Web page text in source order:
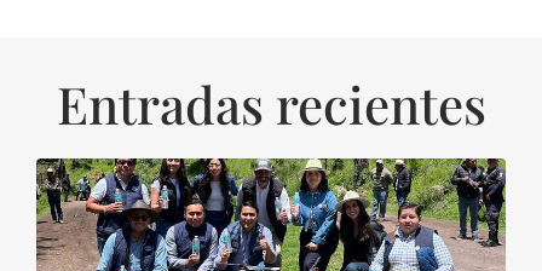
Entradas recientes